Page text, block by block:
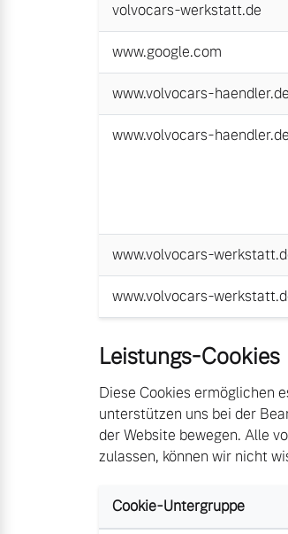
volvocars-werkstatt.de
www.google.com
www.volvocars-haendler.de
www.volvocars-haendler.de
www.volvocars-
www.volvocars-
Leistungs-Cookies
Diese Cookies ermöglichen
unterstützen uns bei der
der Website bewegen. Alle
zulassen, können wir nicht
Cookie-Untergruppe